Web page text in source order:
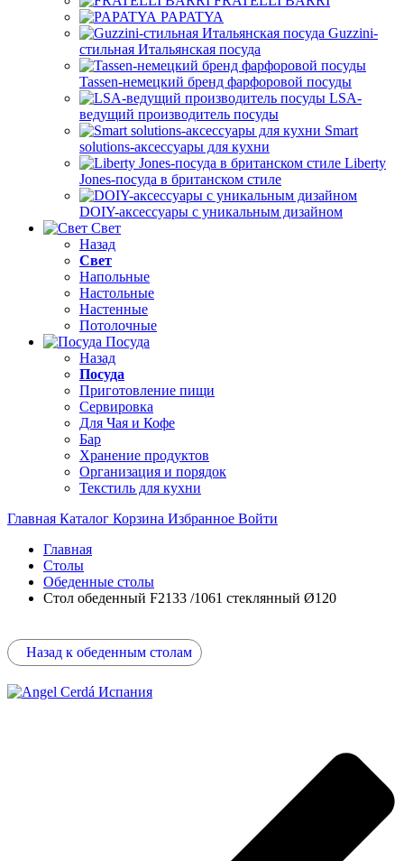
PAPATYA
Guzzini-
стильная Итальянская посуда
Tassen-немецкий бренд фарфоровой посуды
LSA-
ведущий производитель посуды
Smart
solutions-аксессуары для кухни
Liberty
Jones-посуда в британском стиле
DOIY-аксессуары с уникальным дизайном
Свет
Назад
Свет
Напольные
Настольные
Настенные
Потолочные
Посуда
Назад
Посуда
Приготовление пищи
Сервировка
Для Чая и Кофе
Бар
Хранение продуктов
Организация и порядок
Текстиль для кухни
Главная Каталог Корзина Избранное Войти
Главная
Столы
Обеденные столы
Стол обеденный F2133 /1061 стеклянный Ø120
Назад к обеденным столам